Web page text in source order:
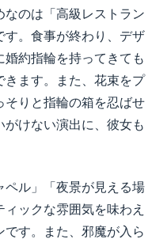
なのは「高級レストラン
す。食事が終わり、デザ
約指輪を持ってきても
きます。また、花束をプ
そりと指輪の箱を忍ばせ
けない演出に、彼女も
ペル」「夜景が見える場
ックな雰囲気を味わえ
です。また、邪魔が入ら